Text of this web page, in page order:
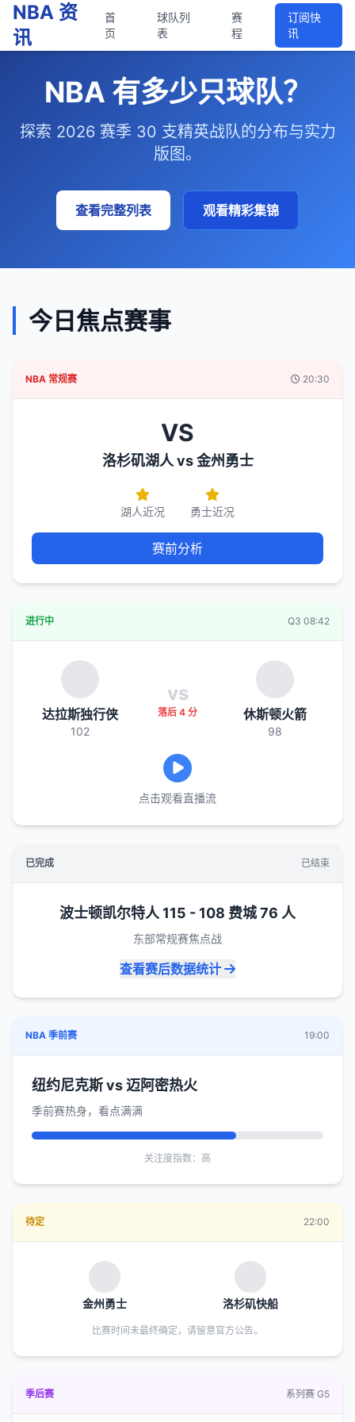
NBA 资
讯
首
页
球队列
表
赛
程
订阅快
讯
NBA 有多少只球队？
探索 2026 赛季 30 支精英战队的分布与实力
版图。
查看完整列表 观看精彩集锦
今日焦点赛事
NBA 常规赛 20:30
VS
洛杉矶湖人 vs 金州勇士
湖人近况 勇士近况
赛前分析
进行中 Q3 08:42
达拉斯独行侠
102
vs
落后 4 分 休斯顿火箭
98
点击观看直播流
已完成 已结束
波士顿凯尔特人 115 - 108 费城 76 人
东部常规赛焦点战
查看赛后数据统计
NBA 季前赛 19:00
纽约尼克斯 vs 迈阿密热火
季前赛热身，看点满满
关注度指数：高
待定 22:00
金州勇士 洛杉矶快船
比赛时间未最终确定，请留意官方公告。
季后赛 系列赛 G5